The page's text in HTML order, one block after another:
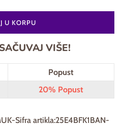
U KORPU
VIŠE!
Popust
20% Popust
Sifra artikla:25E4BFK1BAN-